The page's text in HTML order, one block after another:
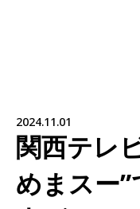
2024.11.01
関西テレ
めまスー